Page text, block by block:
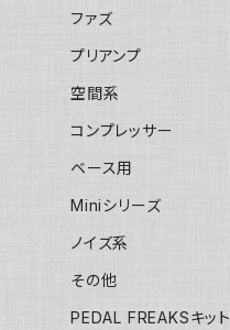
ファズ
プリアンプ
空間系
コンプレッサー
ベース用
Miniシリーズ
ノイズ系
その他
PEDAL FREAKSキット